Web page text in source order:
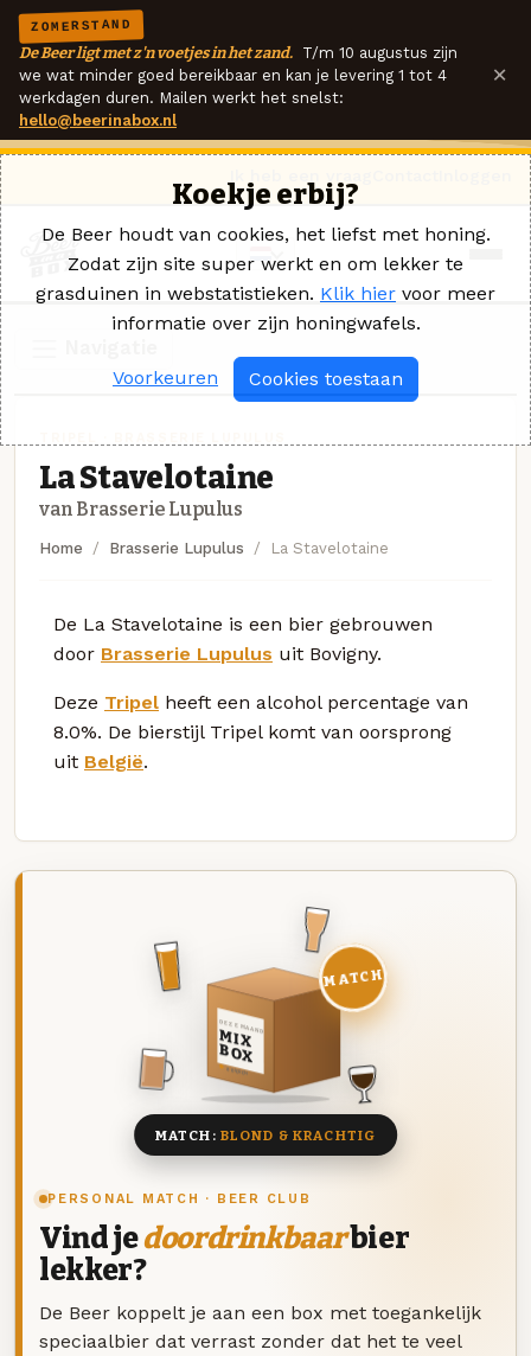
ZOMERSTAND
De Beer ligt met z'n voetjes in het zand. T/m 10 augustus zijn
we wat minder goed bereikbaar en kan je levering 1 tot 4
werkdagen duren. Mailen werkt het snelst:
hello@beerinabox.nl
×
La Stavelotaine
van Brasserie Lupulus
Home Brasserie Lupulus La Stavelotaine
De La Stavelotaine is een bier gebrouwen
door Brasserie Lupulus uit Bovigny.
Deze Tripel heeft een alcohol percentage van
8.0%. De bierstijl Tripel komt van oorsprong
uit België.
PERSONAL MATCH · BEER CLUB
Vind jedoordrinkbaarbier
lekker?
De Beer koppelt je aan een box met toegankelijk
speciaalbier dat verrast zonder dat het te veel
DEZE MAAND
MIX
BOX
8 BIEREN
MATCH
MATCH: BLOND & KRACHTIG
Koekje erbij?
De Beer houdt van cookies, het liefst met honing.
Zodat zijn site super werkt en om lekker te
grasduinen in webstatistieken. Klik hier voor meer
informatie over zijn honingwafels.
Voorkeuren Cookies toestaan